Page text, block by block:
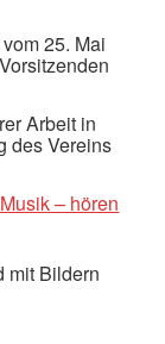
25. Mai
Arbeit in
des Vereins
– hören
mit Bildern